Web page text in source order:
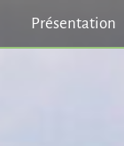
Présentation